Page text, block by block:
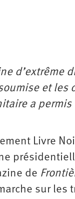
d’extrême
et les
a
Livre
de
sur les